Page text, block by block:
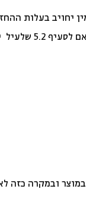
יחויב בעלות
על המזמין להודיע מיידית
ובמקרה כזה